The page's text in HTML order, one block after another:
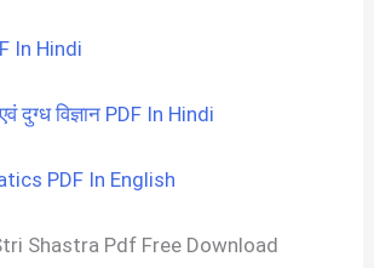
In Hindi
दुग्ध विज्ञान PDF In Hindi
PDF In English
Shastra Pdf Free Download